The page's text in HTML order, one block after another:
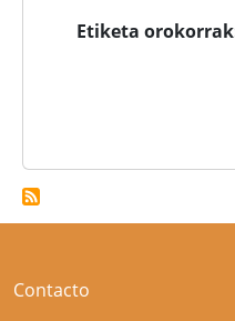
Etiketa orokorrak
Contacto